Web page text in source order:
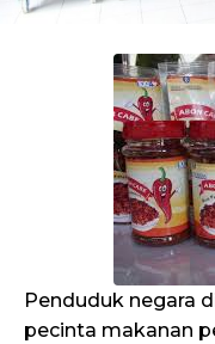
Penduduk negara
pecinta makanan